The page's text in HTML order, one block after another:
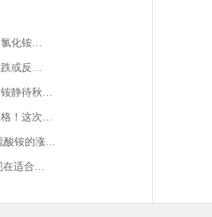
化铵…
或反…
铵静待秋…
格！这次…
酸铵的涨…
在适合…